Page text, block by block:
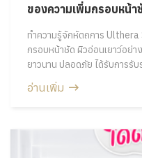
ของความเพิ่มกรอบหน้า
ทำความรู้จักหัตถการ Ulthera
กรอบหน้าชัด ผิวอ่อนเยาว์อย่า
ยาวนาน ปลอดภัย ได้รับการรั
อ่านเพิ่ม